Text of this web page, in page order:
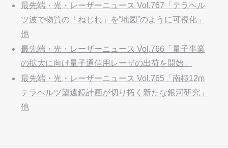
最先端・光・レーザーニュース Vol.767「テラヘル
ツ波で物質の「ねじれ」を“地図”のように可視化」
他
最先端・光・レーザーニュース Vol.766「量子事業
の拡大に向け量子通信用レーザの出荷を開始」
最先端・光・レーザーニュース Vol.765「南極12m
テラヘルツ望遠鏡計画が切り拓く新たな銀河研究」
他